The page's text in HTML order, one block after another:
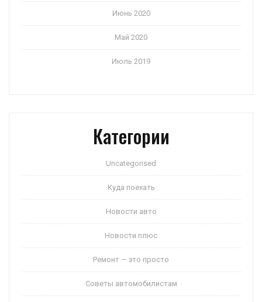
Июнь 2020
Май 2020
Июль 2019
Категории
Uncategorised
Куда поехать
Новости авто
Новости плюс
Ремонт — это просто
Советы автомобилистам